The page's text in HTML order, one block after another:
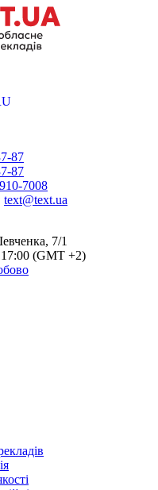
87
87
7008
text@text.ua
7/1
(GMT +2)